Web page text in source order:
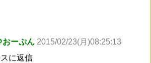
おーぷん 2015/02/23(月)08:25:13
に返信